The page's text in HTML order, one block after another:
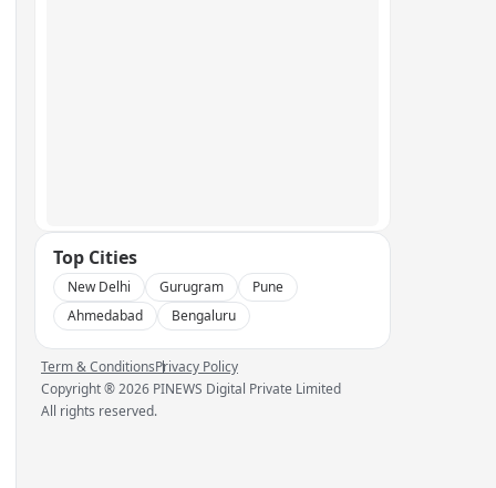
Top Cities
New Delhi Gurugram
Pune
Ahmedabad
Bengaluru
Term & ConditionsPrivacy Policy
Copyright ®2026 PINEWS Digital Private Limited
All rights reserved.